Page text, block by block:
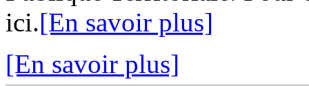
ici.[En savoir plus]
[En savoir plus]